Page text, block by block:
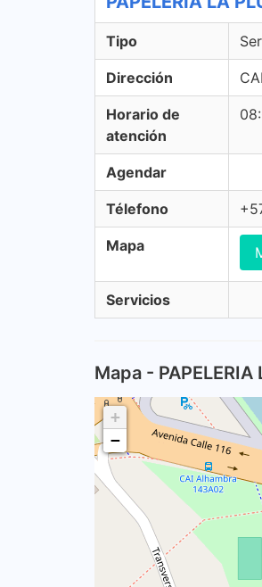
Tipo
Dirección
Horario de
atención
Agendar
Télefono
Mapa
Servicios
Mapa -
+
−